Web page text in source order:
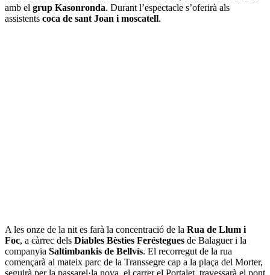
amb el grup Kasonronda. Durant l’espectacle s’oferirà als
assistents coca de sant Joan i moscatell.
A les onze de la nit es farà la concentració de la Rua de Llum i
Foc, a càrrec dels Diables Bèsties Feréstegues de Balaguer i la
companyia Saltimbankis de Bellvís. El recorregut de la rua
començarà al mateix parc de la Transsegre cap a la plaça del Morter,
seguirà per la passarel·la nova, el carrer el Portalet, travessarà el pont